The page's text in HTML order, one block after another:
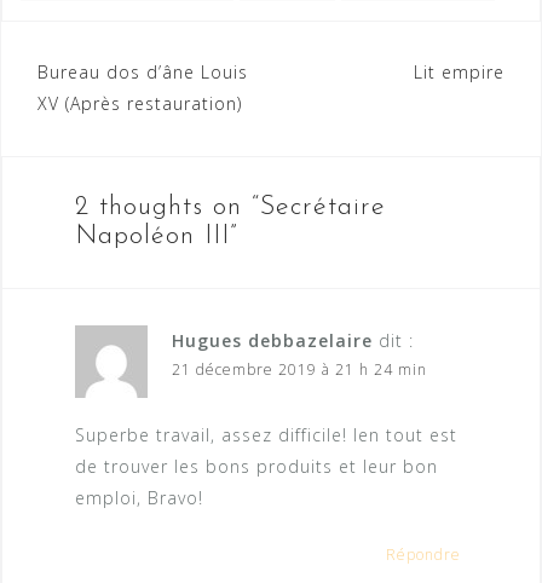
Navigation
de
Bureau dos d’âne Louis
XV (Après restauration)
Lit empire
2 thoughts on “Secrétaire
Napoléon III”
Hugues debbazelaire dit :
21 décembre 2019 à 21 h 24 min
Superbe travail, assez difficile! len tout est
de trouver les bons produits et leur bon
emploi, Bravo!
Répondre